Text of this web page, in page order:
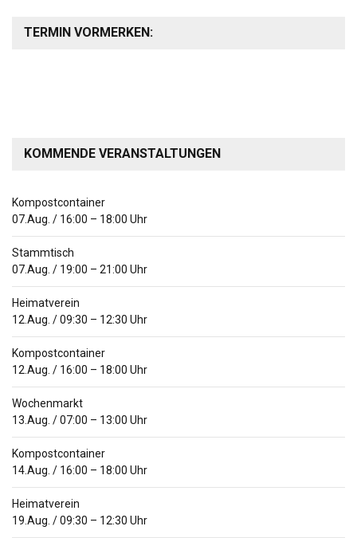
TERMIN VORMERKEN:
KOMMENDE VERANSTALTUNGEN
Kompostcontainer
07.Aug. / 16:00 – 18:00 Uhr
Stammtisch
07.Aug. / 19:00 – 21:00 Uhr
Heimatverein
12.Aug. /09:30 – 12:30 Uhr
Kompostcontainer
12.Aug. / 16:00 – 18:00 Uhr
Wochenmarkt
13.Aug. /07:00 – 13:00 Uhr
Kompostcontainer
14.Aug. / 16:00 – 18:00 Uhr
Heimatverein
19.Aug. /09:30 – 12:30 Uhr